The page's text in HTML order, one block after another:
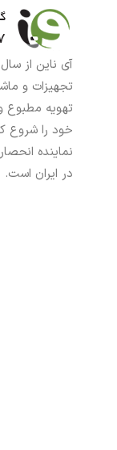
تجهیزات و
تهویه مطبوع
خود را شروع
نماینده
در ایران است.